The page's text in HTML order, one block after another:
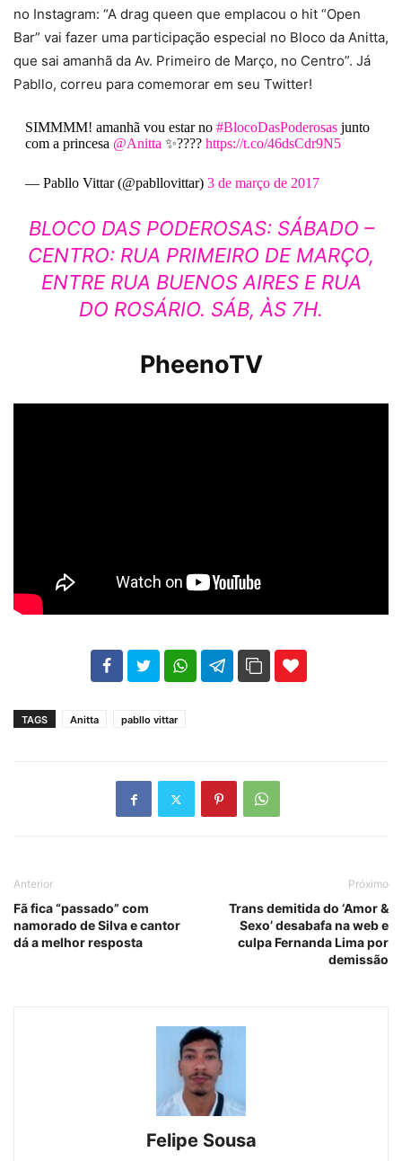
no Instagram: “A drag queen que emplacou o hit “Open
Bar” vai fazer uma participação especial no Bloco da Anitta,
que sai amanhã da Av. Primeiro de Março, no Centro”. Já
Pabllo, correu para comemorar em seu Twitter!
SIMMMM! amanhã vou estar no #BlocoDasPoderosasjunto
com a princesa @Anitta ✨???? https://t.co/46dsCdr9N5
— Pabllo Vittar (@pabllovittar) 3 de março de 2017
BLOCO DAS PODEROSAS: SÁBADO –
CENTRO: RUA PRIMEIRO DE MARÇO,
ENTRE RUA BUENOS AIRES E RUA
DO ROSÁRIO. SÁB, ÀS 7H.
PheenoTV
102 35
TAGS Anitta pabllo vittar
Anterior
Fã fica “passado” com
namorado de Silva e cantor
dá a melhor resposta
Próximo
Trans demitida do ‘Amor &
Sexo’ desabafa na web e
culpa Fernanda Lima por
demissão
Felipe Sousa